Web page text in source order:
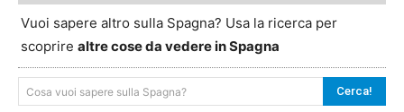
Vuoi sapere altro sulla Spagna? Usa la ricerca per
scoprire altre cose da vedere in Spagna
Cosa vuoi sapere sulla Spagna? Cerca!